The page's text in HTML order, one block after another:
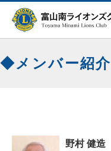
メンバー紹介
野村 健造